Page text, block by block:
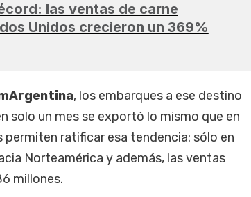
las ventas de carne
Unidos crecieron un 369%
, los embarques a ese destino
solo un mes se exportó lo mismo que en
ratificar esa tendencia: sólo en
Norteamérica y además, las ventas
millones.